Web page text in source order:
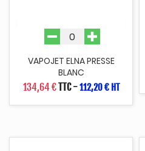
VAPOJET ELNA PRESSE
BLANC
134,64 €TTC-112,20 € HT